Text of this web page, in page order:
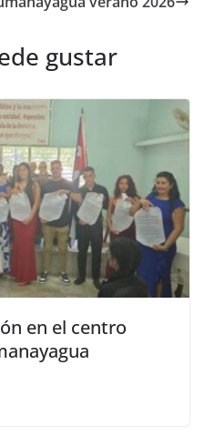
gustar
en el centro